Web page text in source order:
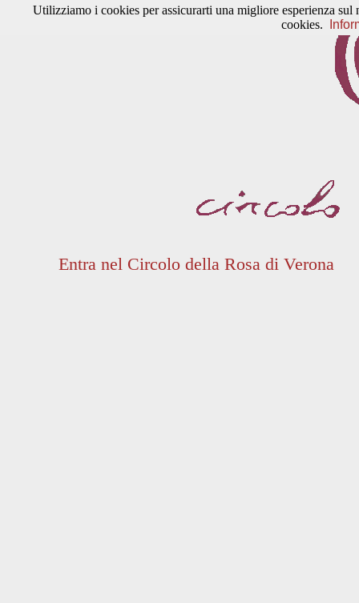
Entra nel Circolo della Rosa di Verona
Utilizziamo i cookies per assicurarti una migliore esperienza
cookies.